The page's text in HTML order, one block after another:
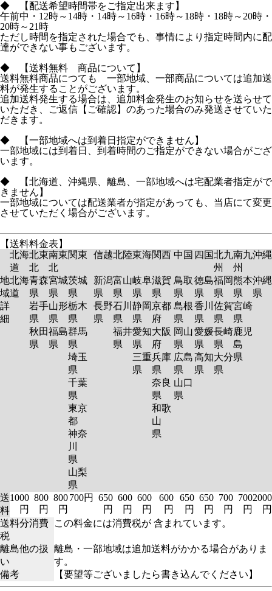
◆ 【配送希望時間帯をご指定出来ます】
午前中・12時～14時・14時～16時・16時～18時・18時～20時・
20時～21時
ただし時間を指定された場合でも、事情により指定時間内に配
達ができない事もございます。
◆ 【送料無料 商品について】
送料無料商品につても 一部地域、一部商品については追加送
料が発生することがございます。
追加送料発生する場合は、追加料金発生のお知らせを送らせて
いただき、ご返信【ご確認】のあった場合のみ発送させていた
だきます。
◆ 【一部地域へは到着日指定ができません】
一部地域には到着日、到着時間のご指定ができない場合がござ
います。
◆ 【北海道、沖縄県、離島、一部地域へは宅配業者指定がで
きません】
一部地域については配送業者が指定があっても、当店にて変更
させていただく場合がございます。
【送料料金表】
北海
道
北東
北
南東
北
関東 信越北陸東海関西 中国 四国北九
州
南九
州
沖縄
地
域
詳
細
北海
道
青森
県
岩手
県
秋田
県
宮城
県
山形
県
福島
県
茨城
県
栃木
県
群馬
県
埼玉
県
千葉
県
東京
都
神奈
川
県
山梨
県
新潟
県
長野
県
富山
県
石川
県
福井
県
岐阜
県
静岡
県
愛知
県
三重
県
滋賀
県
京都
府
大阪
府
兵庫
県
奈良
県
和歌
山
県
鳥取
県
島根
県
岡山
県
広島
県
山口
県
徳島
県
香川
県
愛媛
県
高知
県
福岡
県
佐賀
県
長崎
県
大分
県
熊本
県
宮崎
県
鹿児
島
県
沖縄
県
送
料
1000
円
800
円
800
円
700円
650
円
600
円
600
円
600
円
650
円
650
円
700
円
700
円
2000
円
送料分消費
税
この料金には消費税が 含まれています。
離島他の扱
い
離島・一部地域は追加送料がかかる場合がありま
す。
備考
【要望等ございましたら書き込んでください】